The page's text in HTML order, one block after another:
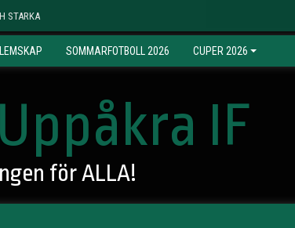
STARKA
SOMMARFOTBOLL 2026 CUPER 2026
IF
för ALLA!